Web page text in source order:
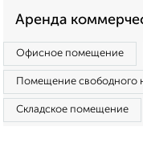
Аренда
Офисное помещение
Помещение свободного
Складское помещение